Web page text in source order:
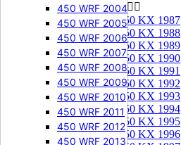
450 WRF 2004
450 WRF 2005
450 WRF 2006
450 WRF 2007
450 WRF 2008
450 WRF 2009
450 WRF 2010
450 WRF 2011
450 WRF 2012
450 WRF 2013
250 KX 
250 KX 1987
250 KX 1988
250 KX 1989
250 KX 1990
250 KX 1991
250 KX 1992
250 KX 1993
250 KX 1994
250 KX 1995
250 KX 1996